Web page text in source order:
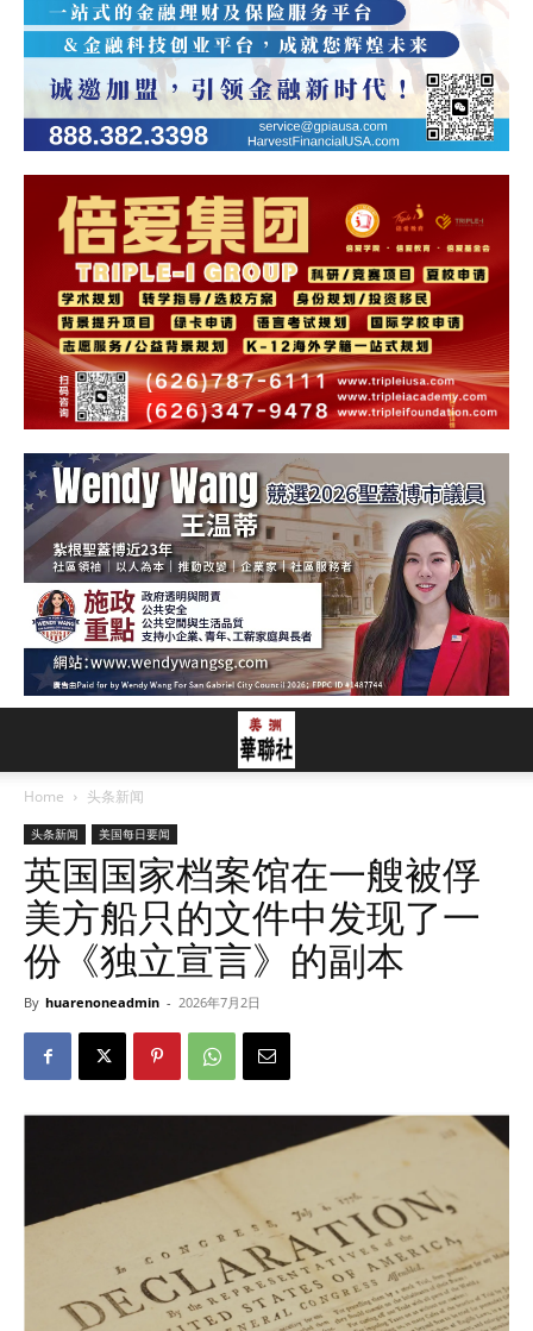
Home 头条新闻
头条新闻 美国每日要闻
英国国家档案馆在一艘被俘
美方船只的文件中发现了一
份《独立宣言》的副本
By huarenoneadmin - 2026年7月2日